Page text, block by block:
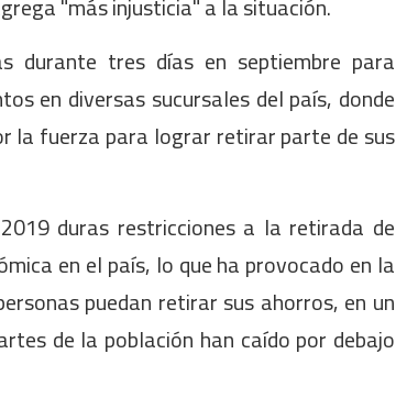
durante tres días en septiembre para
en diversas sucursales del país, donde
la fuerza para lograr retirar parte de sus
duras restricciones a la retirada de
en el país, lo que ha provocado en la
puedan retirar sus ahorros, en un
de la población han caído por debajo